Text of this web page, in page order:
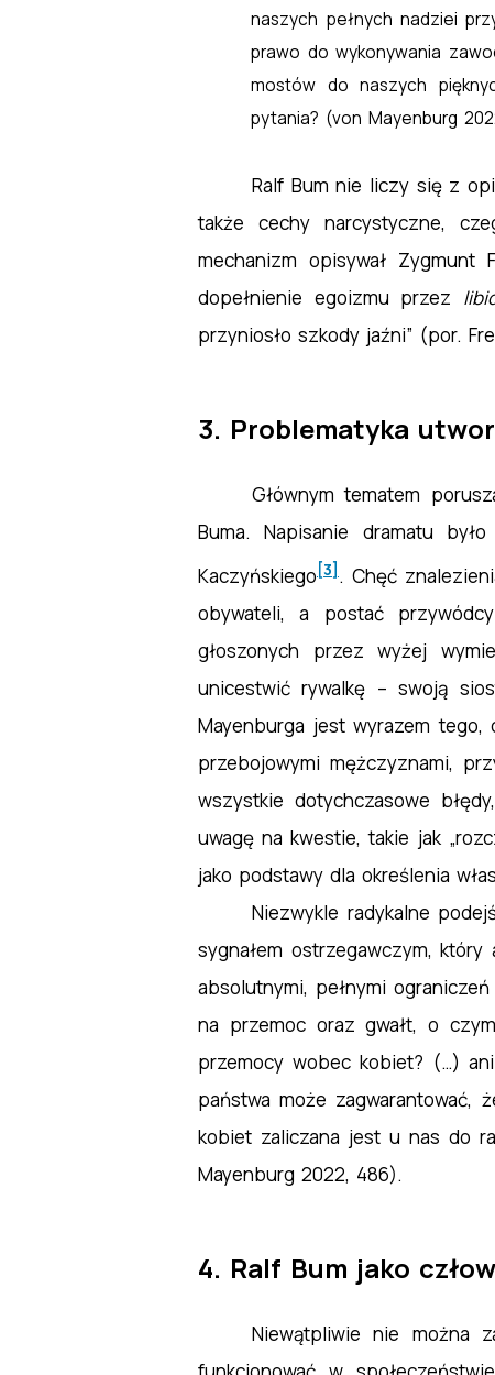
naszych pełnych nadziei
prawo do wykonywania
mostów do naszych
pytania? (von Mayenburg
Ralf Bum nie liczy się z
także cechy narcystyczne,
mechanizm opisywał
dopełnienie egoizmu przez
przyniosło szkody jaźni” (por.
3. Problematyka
Głównym tematem
Buma. Napisanie dramatu
Kaczyńskiego [3] . Chęć
obywateli, a postać
głoszonych przez wyżej
unicestwić rywalkę – swoją
Mayenburga jest wyrazem
przebojowymi mężczyznami,
wszystkie dotychczasowe
uwagę na kwestie, takie jak
jako podstawy dla określenia
Niezwykle radykalne
sygnałem ostrzegawczym,
absolutnymi, pełnymi
na przemoc oraz gwałt, o
przemocy wobec kobiet? (…)
państwa może zagwarantować,
kobiet zaliczana jest u nas do
Mayenburg 2022, 486).
4. Ralf Bum jako
Niewątpliwie nie można